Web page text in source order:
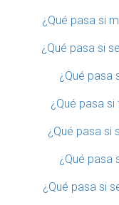
¿Qué pasa si
¿Qué pasa si
¿Qué pasa
¿Qué pasa
¿Qué pasa si
¿Qué pasa
¿Qué pasa si